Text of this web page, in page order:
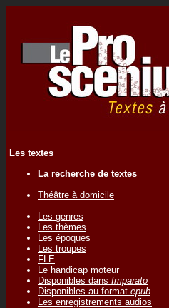
Les textes
La recherche de textes
Théâtre à domicile
Les genres
Les thèmes
Les époques
Les troupes
FLE
Le handicap moteur
Disponibles dans Imparato
Disponibles au format epub
Les enregistrements audios